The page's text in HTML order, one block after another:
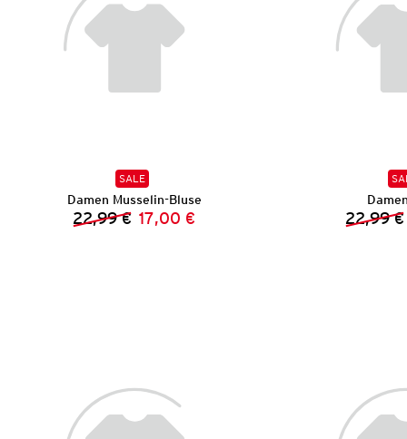
SALE
Damen Musselin-Bluse
Vorheriger Preis:
22,99 € Neuer Preis:
17,00 € 22,99 €